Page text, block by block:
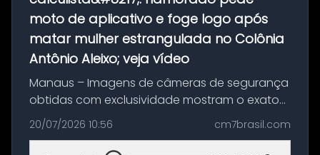
moto de aplicativo e foge logo após
matar mulher estrangulada no Colônia
Antônio Aleixo; veja vídeo
Manaus – Imagens de câmeras de segurança
obtidas com exclusividade mostram o exato
momento da fuga do principal suspeito da
morte de Larissa Araújo, de 28 anos. O crime
ocorreu na noite deste último d...
20/07/2026 10:56 cm7brasil.com